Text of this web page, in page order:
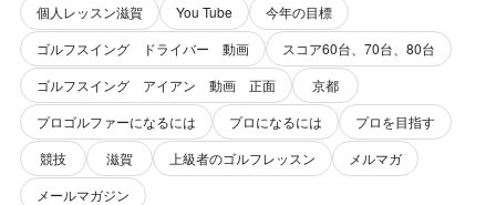
個人レッスン滋賀 You Tube
今年の目標
ゴルフスイング ドライバー 動画
スコア60台、70台、80台
ゴルフスイング アイアン 動画 正面
京都
プロゴルファーになるには
プロになるには
プロを目指す
競技
滋賀 上級者のゴルフレッスン
メルマガ
メールマガジン